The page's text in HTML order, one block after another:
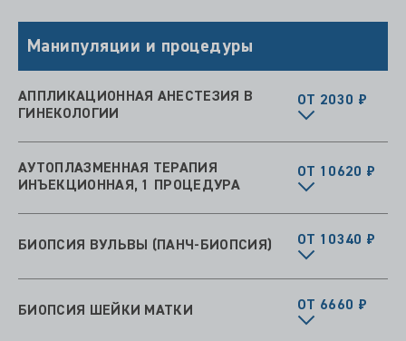
Манипуляции и процедуры
АППЛИКАЦИОННАЯ АНЕСТЕЗИЯ В
ГИНЕКОЛОГИИ
ОТ 2030 ₽
АУТОПЛАЗМЕННАЯ ТЕРАПИЯ
ИНЪЕКЦИОННАЯ, 1 ПРОЦЕДУРА
ОТ 10620 ₽
БИОПСИЯ ВУЛЬВЫ (ПАНЧ-БИОПСИЯ) ОТ 10340 ₽
БИОПСИЯ ШЕЙКИ МАТКИ ОТ 6660 ₽